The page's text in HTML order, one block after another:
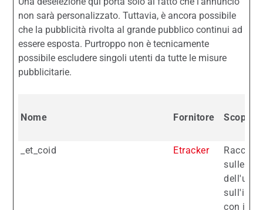
non sarà personalizzato. Tuttavia, è ancora possibile
che la pubblicità rivolta al grande pubblico continui ad
essere esposta. Purtroppo non è tecnicamente
possibile escludere singoli utenti da tutte le misure
pubblicitarie.
Nome Fornitore Scopo
_et_coid Etracker
sulle
con i